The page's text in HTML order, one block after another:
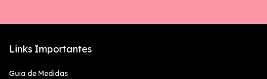
Links Importantes
Guia de Medidas